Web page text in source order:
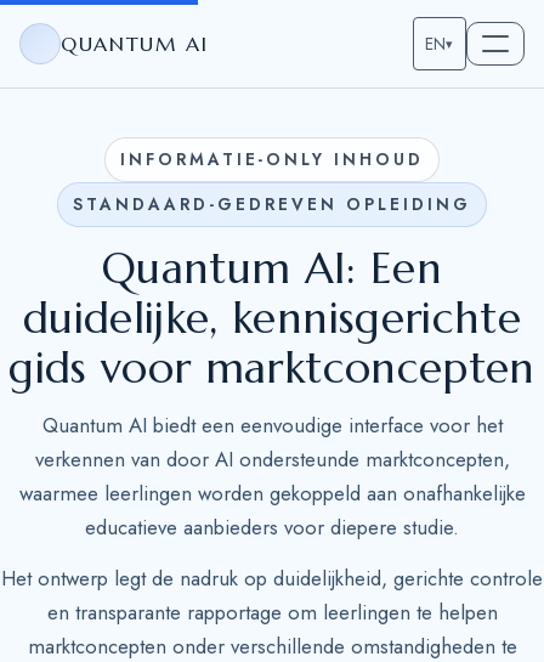
QUANTUM AI EN▾
INFORMATIE-ONLY INHOUD
STANDAARD-GEDREVEN OPLEIDING
Quantum AI: Een
duidelijke, kennisgerichte
gids voor marktconcepten
Quantum AI biedt een eenvoudige interface voor het
verkennen van door AI ondersteunde marktconcepten,
waarmee leerlingen worden gekoppeld aan onafhankelijke
educatieve aanbieders voor diepere studie.
Het ontwerp legt de nadruk op duidelijkheid, gerichte controle
en transparante rapportage om leerlingen te helpen
marktconcepten onder verschillende omstandigheden te